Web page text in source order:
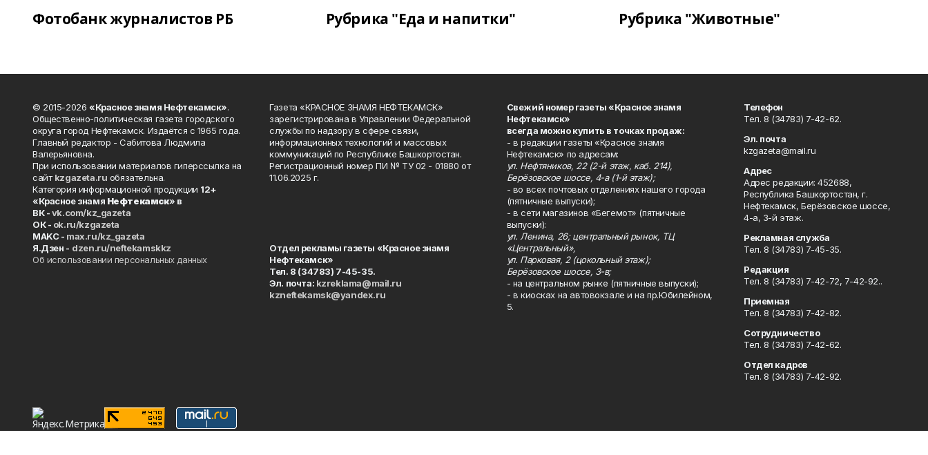
Фотобанк журналистов РБ Рубрика "Еда и напитки" Рубрика "Животные"
© 2015-2026 «Красное знамя Нефтекамск».
Общественно-политическая газета городского
округа город Нефтекамск. Издаётся с 1965 года.
Главный редактор - Сабитова Людмила
Валерьяновна.
При использовании материалов гиперссылка на
сайтkzgazeta.ru обязательна.
Категория информационной продукции 12+
«Красное знамя Нефтекамск» в
ВК -vk.com/kz_gazeta
ОК - ok.ru/kzgazeta
MAKC - max.ru/kz_gazeta
Я.Дзен - dzen.ru/neftekamskkz
Об использовании персональных данных
Газета «КРАСНОЕ ЗНАМЯ НЕФТЕКАМСК»
зарегистрирована в Управлении Федеральной
службы по надзору в сфере связи,
информационных технологий и массовых
коммуникаций по Республике Башкортостан.
Регистрационный номер ПИ № ТУ 02 - 01880 от
11.06.2025 г.
Отдел рекламы газеты «Красное знамя
Нефтекамск»
Тел. 8 (34783) 7-45-35.
Эл. почта: kzreklama@mail.ru
kzneftekamsk@yandex.ru
Свежий номер газеты «Красное знамя
Нефтекамск»
всегда можно купить в точках продаж:
- в редакции газеты «Красное знамя
Нефтекамск» по адресам:
ул. Нефтяников, 22 (2-й этаж, каб. 214),
Берёзовское шоссе, 4-а (1-й этаж);
- во всех почтовых отделениях нашего города
(пятничные выпуски);
- в сети магазинов «Бегемот» (пятничные
выпуски):
ул. Ленина, 26; центральный рынок, ТЦ
«Центральный»,
ул. Парковая, 2 (цокольный этаж);
Берёзовское шоссе, 3-в;
- на центральном рынке (пятничные выпуски);
- в киосках на автовокзале и на пр.Юбилейном,
5.
Телефон
Тел. 8 (34783) 7-42-62.
Эл. почта
kzgazeta@mail.ru
Адрес
Адрес редакции: 452688,
Республика Башкортостан, г.
Нефтекамск, Берёзовское шоссе,
4-а, 3-й этаж.
Рекламная служба
Тел. 8 (34783) 7-45-35.
Редакция
Тел. 8 (34783) 7-42-72, 7-42-92..
Приемная
Тел. 8 (34783) 7-42-82.
Сотрудничество
Тел. 8 (34783) 7-42-62.
Отдел кадров
Тел. 8 (34783) 7-42-92.